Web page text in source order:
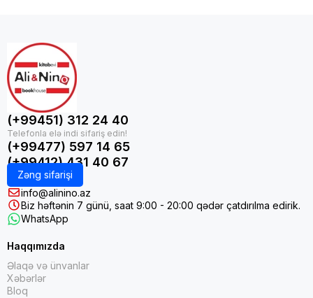
(+99451) 312 24 40
(+99477) 597 14 65
(+99412) 431 40 67
Zəng sifarişi
info@alinino.az
Biz həftənin 7 günü, saat 9:00 - 20:00 qədər çatdırılma edirik.
WhatsApp
Haqqımızda
Əlaqə və ünvanlar
Xəbərlər
Bloq